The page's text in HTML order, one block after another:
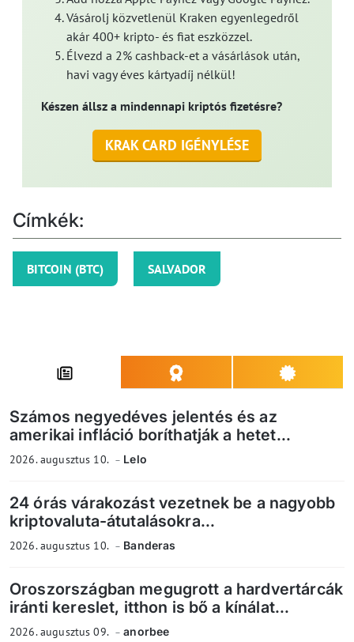
Vásárolj közvetlenül Kraken egyenlegedről
akár 400+ kripto- és fiat eszközzel.
Élvezd a 2% cashback-et a vásárlások után,
havi vagy éves kártyadíj nélkül!
Készen állsz a mindennapi kriptós fizetésre?
KRAK CARD IGÉNYLÉSE
Címkék:
BITCOIN (BTC) SALVADOR
Számos negyedéves jelentés és az
amerikai infláció boríthatják a hetet...
2026. augusztus 10. Lelo
24 órás várakozást vezetnek be a nagyobb
kriptovaluta-átutalásokra...
2026. augusztus 10. Banderas
Oroszországban megugrott a hardvertárcák
iránti kereslet, itthon is bő a kínálat...
2026. augusztus 09. anorbee